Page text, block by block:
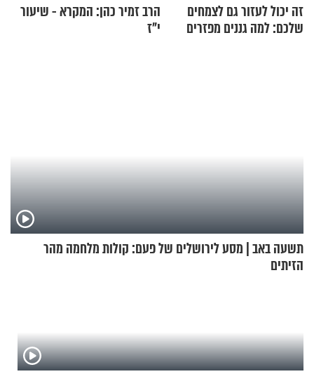
זה יכול לעזור גם לצמחים
שלכם: למה גננים מפזרים
הרב זמיר כהן: המקרא - שיעור
י"ז
תשעה באב | מסע לירושלים של פעם: קולות מלחמה מהר
הזיתים